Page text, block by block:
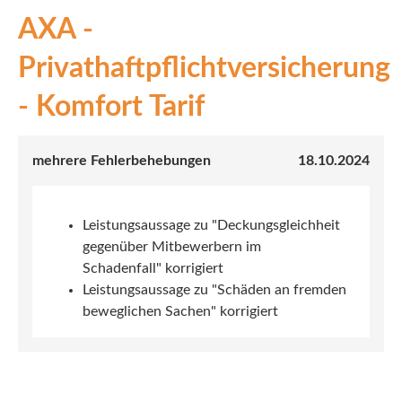
INEX
Sach
Leben
AXA -
Privathaftpflichtversicherung
- Komfort Tarif
18.10.2024
mehrere Fehlerbehebungen
Leistungsaussage zu "Deckungsgleichheit
gegenüber Mitbewerbern im
Schadenfall" korrigiert
Leistungsaussage zu "Schäden an fremden
beweglichen Sachen" korrigiert